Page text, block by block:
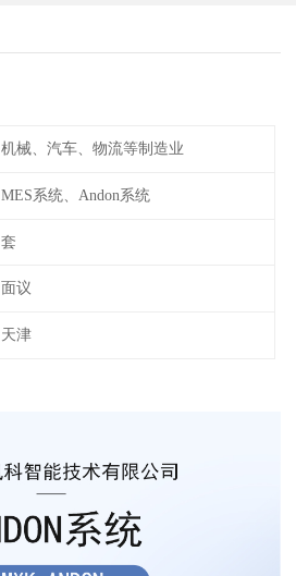
机械、汽车、物流等制造业
MES系统、Andon系统
套
面议
天津